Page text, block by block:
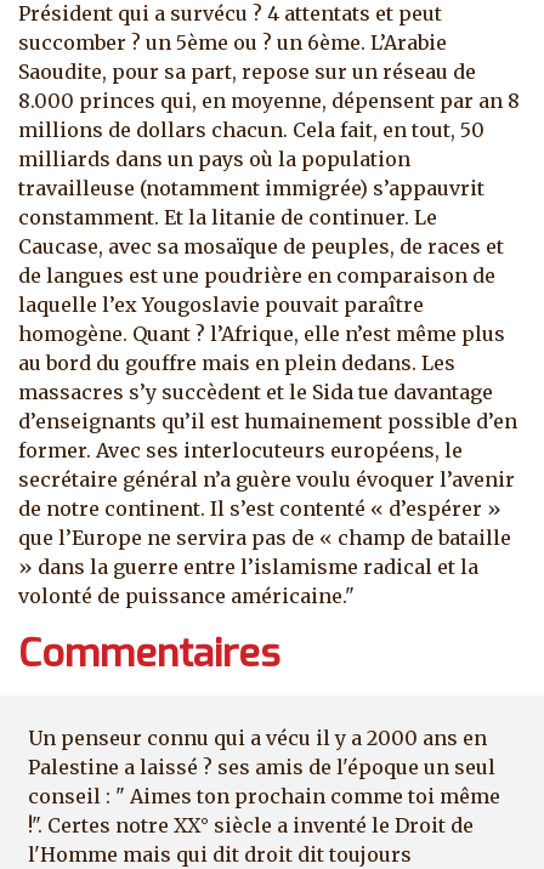
Président qui a survécu ? 4 attentats et peut
succomber ? un 5ème ou ? un 6ème. L’Arabie
Saoudite, pour sa part, repose sur un réseau de
8.000 princes qui, en moyenne, dépensent par an 8
millions de dollars chacun. Cela fait, en tout, 50
milliards dans un pays où la population
travailleuse (notamment immigrée) s’appauvrit
constamment. Et la litanie de continuer. Le
Caucase, avec sa mosaïque de peuples, de races et
de langues est une poudrière en comparaison de
laquelle l’ex Yougoslavie pouvait paraître
homogène. Quant ? l’Afrique, elle n’est même plus
au bord du gouffre mais en plein dedans. Les
massacres s’y succèdent et le Sida tue davantage
d’enseignants qu’il est humainement possible d’en
former. Avec ses interlocuteurs européens, le
secrétaire général n’a guère voulu évoquer l’avenir
de notre continent. Il s’est contenté « d’espérer »
que l’Europe ne servira pas de « champ de bataille
» dans la guerre entre l’islamisme radical et la
volonté de puissance américaine."
Commentaires
Un penseur connu qui a vécu il y a 2000 ans en
Palestine a laissé ? ses amis de l'époque un seul
conseil : " Aimes ton prochain comme toi même
!". Certes notre XX° siècle a inventé le Droit de
l'Homme mais qui dit droit dit toujours